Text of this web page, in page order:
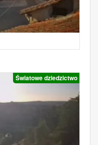
Światowe dziedzictwo